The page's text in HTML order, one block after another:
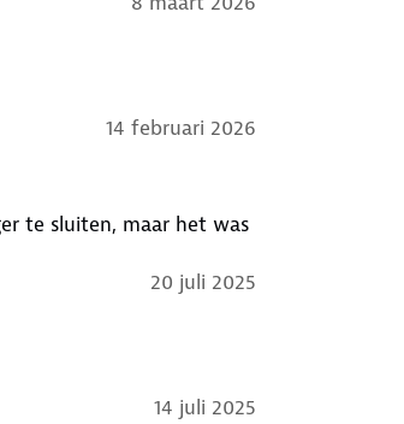
14 februari 2026
te sluiten, maar het was
20 juli 2025
14 juli 2025